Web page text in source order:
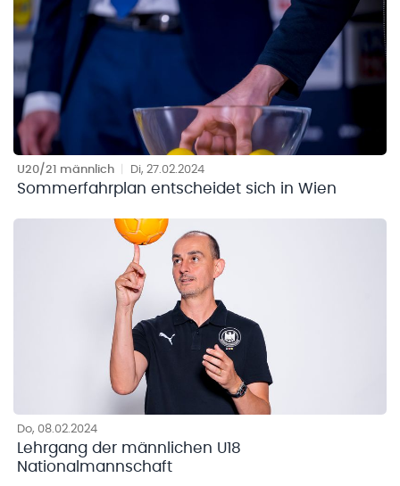
U20/21 männlich Di, 27.02.2024
Sommerfahrplan entscheidet sich in Wien
Do, 08.02.2024
Lehrgang der männlichen U18
Nationalmannschaft